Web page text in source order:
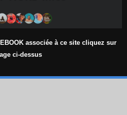
associée à ce site cliquez sur
ci-dessus